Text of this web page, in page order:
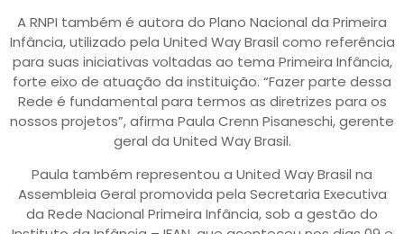
A RNPI também é autora do Plano Nacional da Primeira
Infância, utilizado pela United Way Brasil como referência
para suas iniciativas voltadas ao tema Primeira Infância,
forte eixo de atuação da instituição. “Fazer parte dessa
Rede é fundamental para termos as diretrizes para os
nossos projetos”, afirma Paula Crenn Pisaneschi, gerente
geral da United Way Brasil.
Paula também representou a United Way Brasil na
Assembleia Geral promovida pela Secretaria Executiva
da Rede Nacional Primeira Infância, sob a gestão do